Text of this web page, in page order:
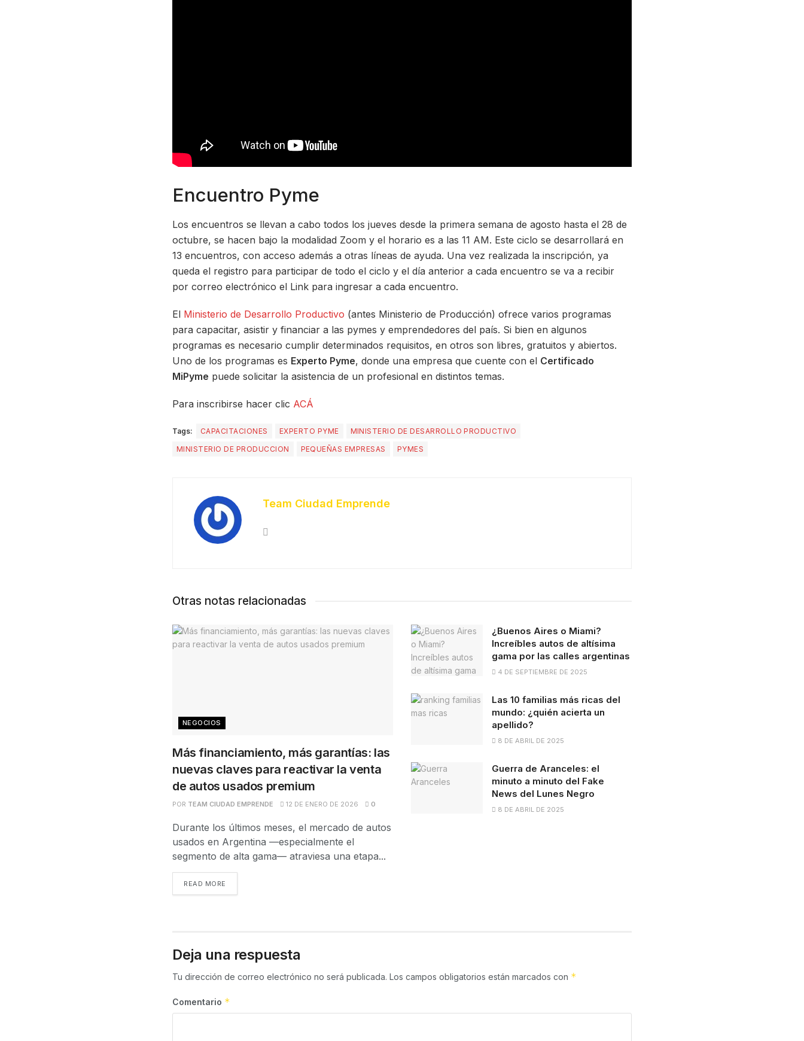
Encuentro Pyme
Los encuentros se llevan a cabo todos los jueves desde la primera semana de agosto hasta el 28 de
octubre, se hacen bajo la modalidad Zoom y el horario es a las 11 AM. Este ciclo se desarrollará en
13 encuentros, con acceso además a otras líneas de ayuda. Una vez realizada la inscripción, ya
queda el registro para participar de todo el ciclo y el día anterior a cada encuentro se va a recibir
por correo electrónico el Link para ingresar a cada encuentro.
El Ministerio de Desarrollo Productivo (antes Ministerio de Producción) ofrece varios programas
para capacitar, asistir y financiar a las pymes y emprendedores del país. Si bien en algunos
programas es necesario cumplir determinados requisitos, en otros son libres, gratuitos y abiertos.
Uno de los programas es Experto Pyme, donde una empresa que cuente con el Certificado
MiPyme puede solicitar la asistencia de un profesional en distintos temas.
Para inscribirse hacer clic ACÁ
Tags: CAPACITACIONES EXPERTO PYME
MINISTERIO DE DESARROLLO PRODUCTIVO
MINISTERIO DE PRODUCCION
PEQUEÑAS EMPRESAS PYMES
Team Ciudad Emprende
Otras notas relacionadas
NEGOCIOS
Más financiamiento, más garantías: las
nuevas claves para reactivar la venta
de autos usados premium
POR TEAM CIUDAD EMPRENDE 12 DE ENERO DE 2026 0
Durante los últimos meses, el mercado de autos
usados en Argentina —especialmente el
segmento de alta gama— atraviesa una etapa...
READ MORE
¿Buenos Aires o Miami?
Increíbles autos de altísima
gama por las calles argentinas
4 DE SEPTIEMBRE DE 2025
Las 10 familias más ricas del
mundo: ¿quién acierta un
apellido?
8 DE ABRIL DE 2025
Guerra de Aranceles: el
minuto a minuto del Fake
News del Lunes Negro
8 DE ABRIL DE 2025
Deja una respuesta
Tu dirección de correo electrónico no será publicada. Los campos obligatorios están marcados con *
Comentario *